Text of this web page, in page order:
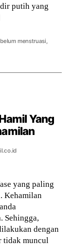
putih yang
menstruasi
Yang
yang paling
Kehamilan
Sehingga,
dengan
tidak muncul